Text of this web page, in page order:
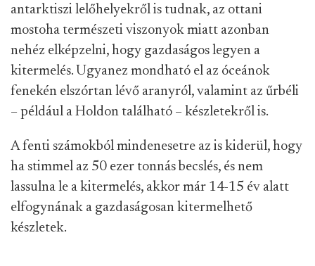
antarktiszi lelőhelyekről is tudnak, az ottani
mostoha természeti viszonyok miatt azonban
nehéz elképzelni, hogy gazdaságos legyen a
kitermelés. Ugyanez mondható el az óceánok
fenekén elszórtan lévő aranyról, valamint az űrbéli
– például a Holdon található – készletekről is.
A fenti számokból mindenesetre az is kiderül, hogy
ha stimmel az 50 ezer tonnás becslés, és nem
lassulna le a kitermelés, akkor már 14-15 év alatt
elfogynának a gazdaságosan kitermelhető
készletek.